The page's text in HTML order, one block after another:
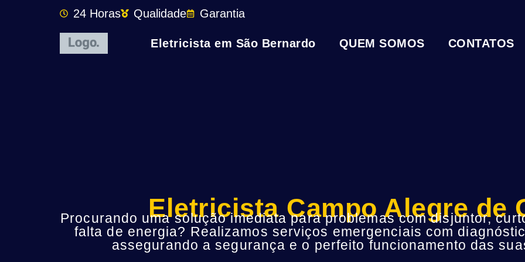
24 Horas Qualidade Garantia
Eletricista em São Bernardo QUEM SOMOS CONTATOS
Eletricista Campo Alegre de
Procurando uma solução imediata para problemas com disjuntor,
falta de energia? Realizamos serviços emergenciais com
assegurando a segurança e o perfeito funcionamento das